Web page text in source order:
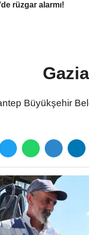
rüzgar alarmı!
Büyükşehir